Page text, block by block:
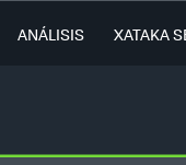
ANÁLISIS XATAKA